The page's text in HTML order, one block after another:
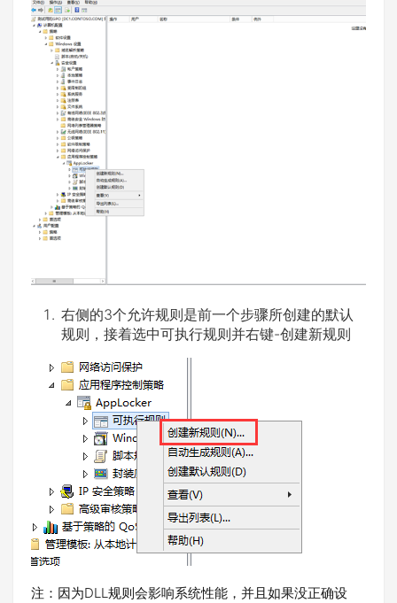
右侧的3个允许规则是前一个步骤所创建的默认
规则，接着选中可执行规则并右键-创建新规则
注：因为DLL规则会影响系统性能，并且如果没正确设